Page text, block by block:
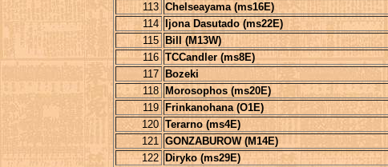
113 Chelseayama (ms16E)
114
Ijona Dasutado (ms22E)
115
Bill (M13W)
116 TCCandler (ms8E)
117
Bozeki
118
Morosophos (ms20E)
119
Frinkanohana (O1E)
120 Terarno (ms4E)
121 GONZABUROW (M14E)
122
Diryko (ms29E)